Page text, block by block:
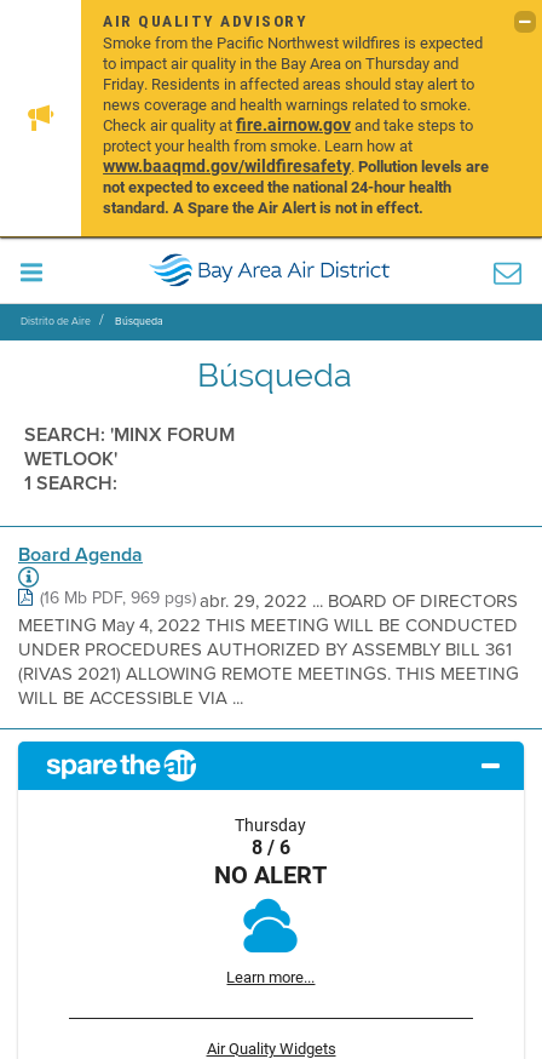
AIR QUALITY ADVISORY
Smoke from the Pacific Northwest wildfires is expected
to impact air quality in the Bay Area on Thursday and
Friday. Residents in affected areas should stay alert to
news coverage and health warnings related to smoke.
Check air quality atfire.airnow.govand take steps to
protect your health from smoke. Learn how at
www.baaqmd.gov/wildfiresafety.Pollution levels are
not expected to exceed the national 24-hour health
standard. A Spare the Air Alert is not in effect.
Distrito de Aire Búsqueda
Búsqueda
SEARCH: 'MINX FORUM
WETLOOK'
1 SEARCH:
Board Agenda
(16 Mb PDF, 969 pgs)abr. 29, 2022 ... BOARD OF DIRECTORS
MEETING May 4, 2022 THIS MEETING WILL BE CONDUCTED
UNDER PROCEDURES AUTHORIZED BY ASSEMBLY BILL 361
(RIVAS 2021) ALLOWING REMOTE MEETINGS. THIS MEETING
WILL BE ACCESSIBLE VIA ...
Thursday
8 / 6
NO ALERT
Learn more...
Air Quality Widgets